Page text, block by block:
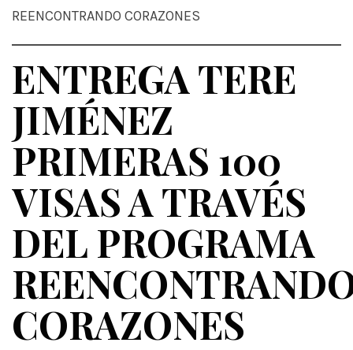
REENCONTRANDO CORAZONES
ENTREGA TERE
JIMÉNEZ
PRIMERAS 100
VISAS A TRAVÉS
DEL PROGRAMA
CORAZONES